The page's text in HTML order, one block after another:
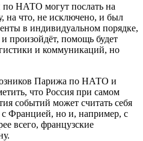
НАТО могут послать на
на что, не исключено, и был
в индивидуальном порядке,
произойдёт, помощь будет
и коммуникаций, но
Парижа по НАТО и
что Россия при самом
событий может считать себя
с Францией, но и, например, с
всего, французские